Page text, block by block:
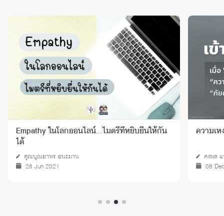
Empathy ในโลกออนไลน์…ไมตรีที่หยิบยื่นให้กัน
ได้
คุณบุณยาพร อนะมาน
28 Jun 2021
ความเห
คงพล
08